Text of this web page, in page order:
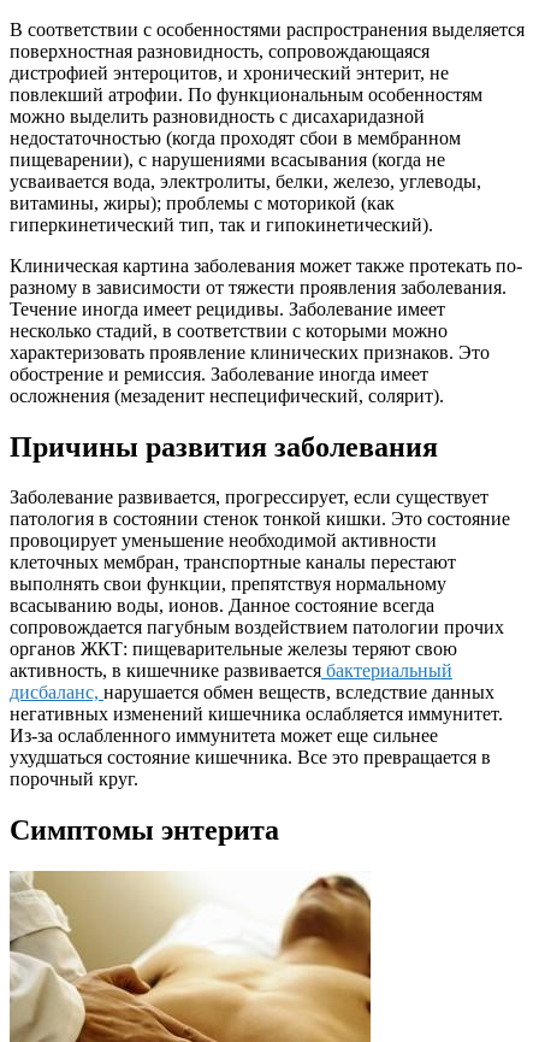
В соответствии с особенностями распространения выделяется
поверхностная разновидность, сопровождающаяся
дистрофией энтероцитов, и хронический энтерит, не
повлекший атрофии. По функциональным особенностям
можно выделить разновидность с дисахаридазной
недостаточностью (когда проходят сбои в мембранном
пищеварении), с нарушениями всасывания (когда не
усваивается вода, электролиты, белки, железо, углеводы,
витамины, жиры); проблемы с моторикой (как
гиперкинетический тип, так и гипокинетический).
Клиническая картина заболевания может также протекать по-
разному в зависимости от тяжести проявления заболевания.
Течение иногда имеет рецидивы. Заболевание имеет
несколько стадий, в соответствии с которыми можно
характеризовать проявление клинических признаков. Это
обострение и ремиссия. Заболевание иногда имеет
осложнения (мезаденит неспецифический, солярит).
Причины развития заболевания
Заболевание развивается, прогрессирует, если существует
патология в состоянии стенок тонкой кишки. Это состояние
провоцирует уменьшение необходимой активности
клеточных мембран, транспортные каналы перестают
выполнять свои функции, препятствуя нормальному
всасыванию воды, ионов. Данное состояние всегда
сопровождается пагубным воздействием патологии прочих
органов ЖКТ: пищеварительные железы теряют свою
активность, в кишечнике развивается бактериальный
дисбаланс, нарушается обмен веществ, вследствие данных
негативных изменений кишечника ослабляется иммунитет.
Из-за ослабленного иммунитета может еще сильнее
ухудшаться состояние кишечника. Все это превращается в
порочный круг.
Симптомы энтерита